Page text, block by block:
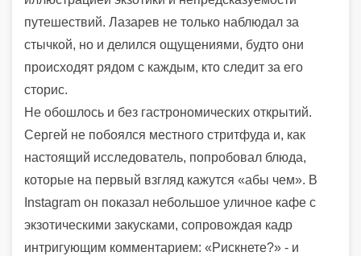
путешествий. Лазарев не только наблюдал за
стычкой, но и делился ощущениями, будто они
происходят рядом с каждым, кто следит за его
сторис.
Не обошлось и без гастрономических открытий.
Сергей не побоялся местного стритфуда и, как
настоящий исследователь, попробовал блюда,
которые на первый взгляд кажутся «абы чем». В
Instagram он показал небольшое уличное кафе с
экзотическими закусками, сопровождая кадр
интригующим комментарием: «Рискнете?» - и